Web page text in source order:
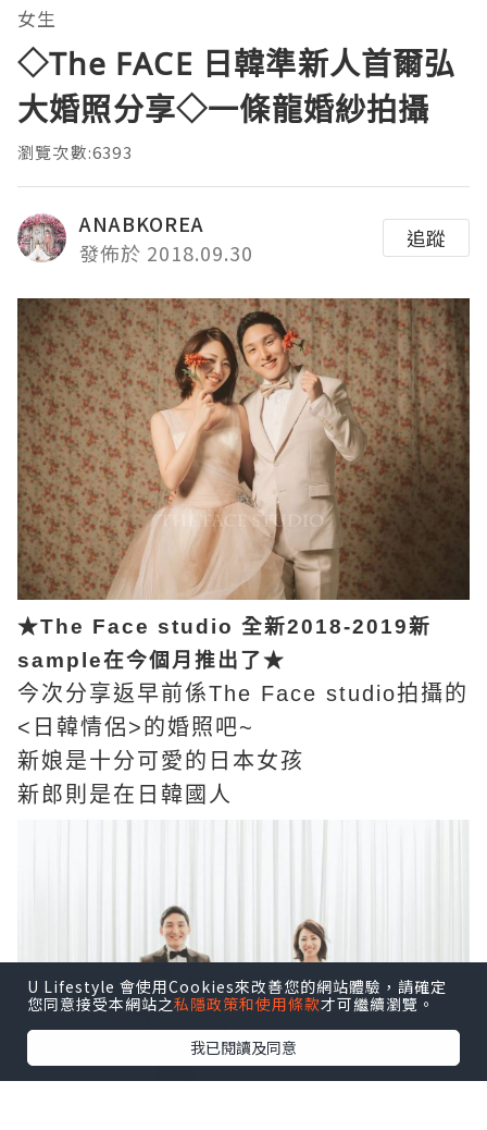
女生
◇The FACE 日韓準新人首爾弘
大婚照分享◇一條龍婚紗拍攝
瀏覽次數:6393
ANABKOREA
發佈於 2018.09.30
追蹤
★The Face studio 全新2018-2019新
sample在今個月推出了★
今次分享返早前係The Face studio拍攝的
<日韓情侶>的婚照吧~
新娘是十分可愛的日本女孩
新郎則是在日韓國人
U Lifestyle 會使用Cookies來改善您的網站體驗，請確定
您同意接受本網站之私隱政策和使用條款才可繼續瀏覽。
我已閱讀及同意